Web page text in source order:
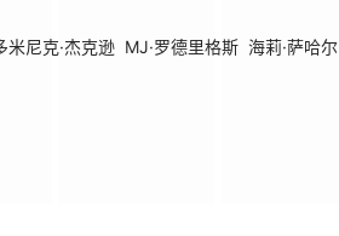
米尼克·杰克逊 MJ·罗德里格斯 海莉·萨哈尔